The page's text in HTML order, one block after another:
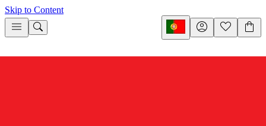
Skip to Content